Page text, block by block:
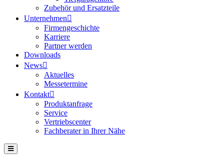
Zubehör und Ersatzteile
Unternehmen
Firmengeschichte
Karriere
Partner werden
Downloads
News
Aktuelles
Messetermine
Kontakt
Produktanfrage
Service
Vertriebscenter
Fachberater in Ihrer Nähe